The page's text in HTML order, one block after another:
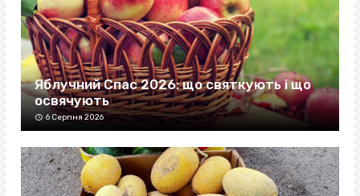
Яблучний Спас 2026: що святкують і що
освячують
6 Серпня 2026